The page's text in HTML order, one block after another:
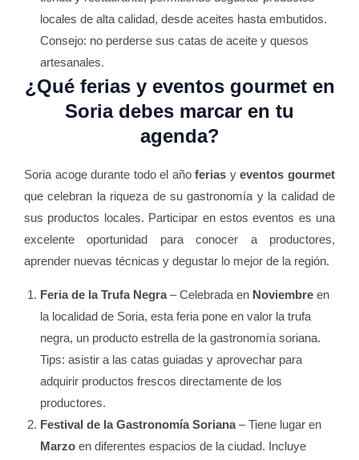
locales de alta calidad, desde aceites hasta embutidos.
Consejo: no perderse sus catas de aceite y quesos
artesanales.
¿Qué ferias y eventos gourmet en
Soria debes marcar en tu
agenda?
Soria acoge durante todo el añoferias yeventos gourmet
que celebran la riqueza de su gastronomía y la calidad de
sus productos locales. Participar en estos eventos es una
excelente oportunidad para conocer a productores,
aprender nuevas técnicas y degustar lo mejor de la región.
Feria de la Trufa Negra– Celebrada en Noviembre en
la localidad de Soria, esta feria pone en valor la trufa
negra, un producto estrella de la gastronomía soriana.
Tips: asistir a las catas guiadas y aprovechar para
adquirir productos frescos directamente de los
productores.
Festival de la Gastronomía Soriana– Tiene lugar en
Marzo en diferentes espacios de la ciudad. Incluye